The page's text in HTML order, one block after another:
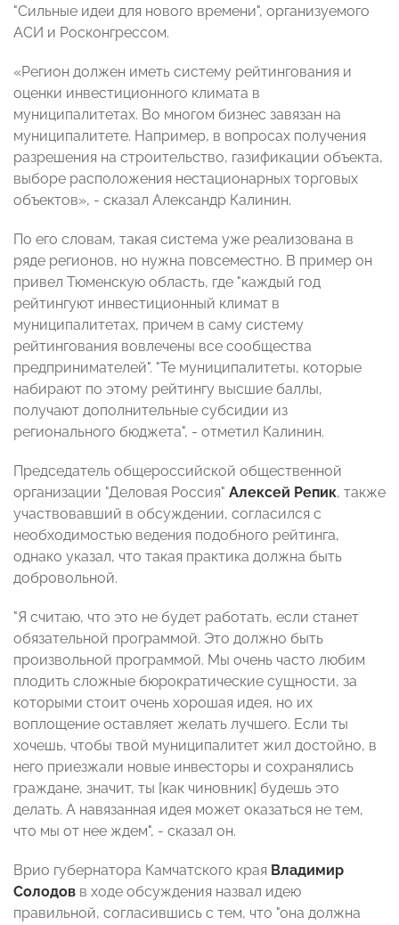
"Сильные идеи для нового времени", организуемого
АСИ и Росконгрессом.
«Регион должен иметь систему рейтингования и
оценки инвестиционного климата в
муниципалитетах. Во многом бизнес завязан на
муниципалитете. Например, в вопросах получения
разрешения на строительство, газификации объекта,
выборе расположения нестационарных торговых
объектов», - сказал Александр Калинин.
По его словам, такая система уже реализована в
ряде регионов, но нужна повсеместно. В пример он
привел Тюменскую область, где "каждый год
рейтингуют инвестиционный климат в
муниципалитетах, причем в саму систему
рейтингования вовлечены все сообщества
предпринимателей". "Те муниципалитеты, которые
набирают по этому рейтингу высшие баллы,
получают дополнительные субсидии из
регионального бюджета", - отметил Калинин.
Председатель общероссийской общественной
организации "Деловая Россия" Алексей Репик, также
участвовавший в обсуждении, согласился с
необходимостью ведения подобного рейтинга,
однако указал, что такая практика должна быть
добровольной.
"Я считаю, что это не будет работать, если станет
обязательной программой. Это должно быть
произвольной программой. Мы очень часто любим
плодить сложные бюрократические сущности, за
которыми стоит очень хорошая идея, но их
воплощение оставляет желать лучшего. Если ты
хочешь, чтобы твой муниципалитет жил достойно, в
него приезжали новые инвесторы и сохранялись
граждане, значит, ты [как чиновник] будешь это
делать. А навязанная идея может оказаться не тем,
что мы от нее ждем", - сказал он.
Врио губернатора Камчатского края Владимир
Солодов в ходе обсуждения назвал идею
правильной, согласившись с тем, что "она должна